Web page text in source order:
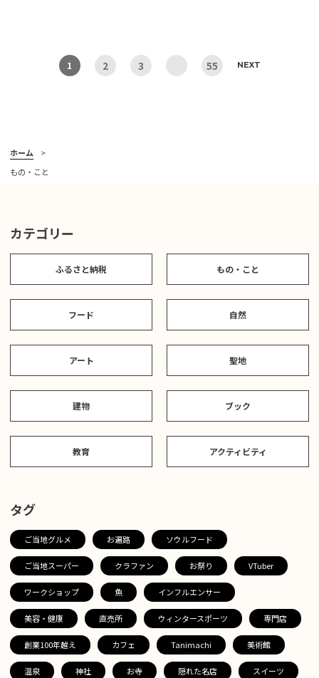
1 2 3 55 NEXT
ホーム
もの・こと
カテゴリー
ふるさと納税 もの・こと
フード 自然
アート 聖地
建物 ブック
教育 アクティビティ
タグ
ご当地グルメ お遍路 ソウルフード
ご当地スーパー クラファン お祭り VTuber
ワークショップ 魚 インフルエンサー
美容・健康 直売所 ウィンタースポーツ 専門店
創業100年越え カフェ Tanimachi 美術館
温泉 神社 お寺 隠れた名店 スイーツ